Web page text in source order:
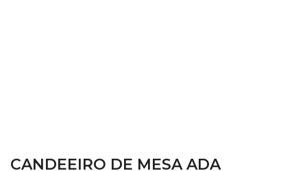
CANDEEIRO DE MESA ADA